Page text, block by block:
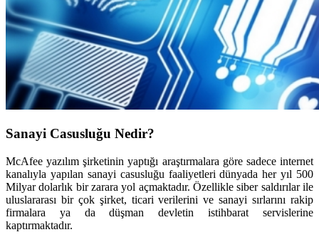
Sanayi Casusluğu Nedir?
McAfee yazılım şirketinin yaptığı araştırmalara göre sadece internet
kanalıyla yapılan sanayi casusluğu faaliyetleri dünyada her yıl 500
Milyar dolarlık bir zarara yol açmaktadır. Özellikle siber saldırılar ile
uluslararası bir çok şirket, ticari verilerini ve sanayi sırlarını rakip
firmalara ya da düşman devletin istihbarat servislerine
kaptırmaktadır.